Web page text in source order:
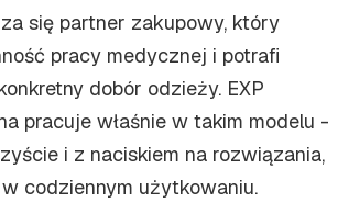
się partner zakupowy, który
pracy medycznej i potrafi
dobór odzieży. EXP
pracuje właśnie w takim modelu -
i z naciskiem na rozwiązania,
codziennym użytkowaniu.